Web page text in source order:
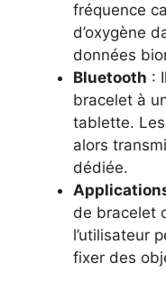
fréquence
d’oxygène
données
Bluetooth :
bracelet à
tablette.
alors
dédiée.
de bracelet
l’utilisateur
fixer des